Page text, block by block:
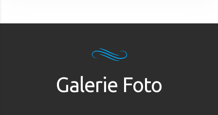
Galerie Foto